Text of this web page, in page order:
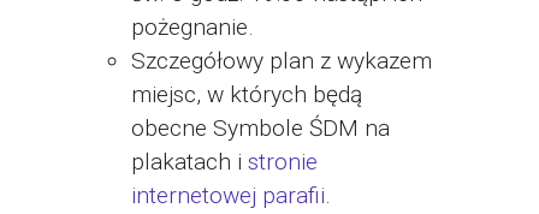
pożegnanie.
Szczegółowy plan z wykazem
miejsc, w których będą
obecne Symbole ŚDM na
plakatach i stronie
internetowej parafii.